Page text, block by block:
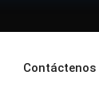
Contáctenos